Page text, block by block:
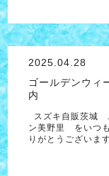
2025.04.28
ゴールデンウィ
内
スズキ自販茨城
ン美野里 をいつ
りがとうございま